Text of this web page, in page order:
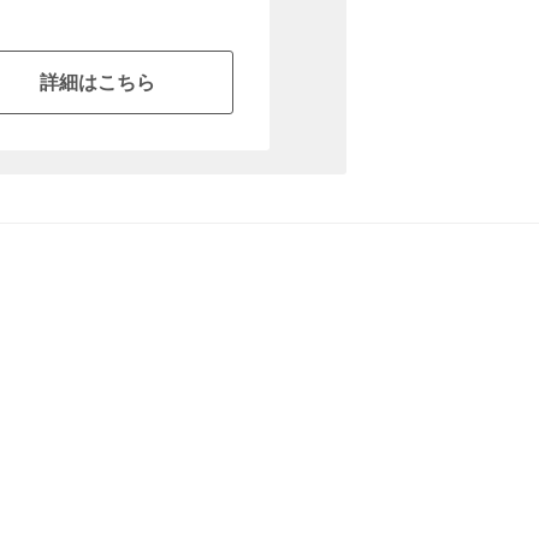
詳細はこちら